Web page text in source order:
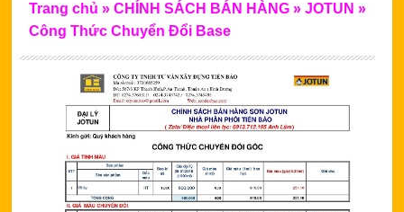
Trang chủ » CHÍNH SÁCH BÁN HÀNG » JOTUN »
Công Thức Chuyển Đổi Base